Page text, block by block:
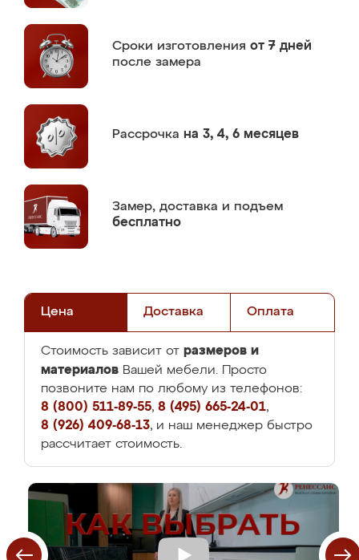
Сроки изготовления от 7 дней
после замера
Рассрочка на 3, 4, 6 месяцев
Замер, доставка и подъем
бесплатно
Цена Доставка Оплата
Стоимость зависит от размеров и
материалов Вашей мебели. Просто
позвоните нам по любому из телефонов:
8 (800) 511-89-55, 8 (495) 665-24-01,
8 (926) 409-68-13, и наш менеджер быстро
рассчитает стоимость.